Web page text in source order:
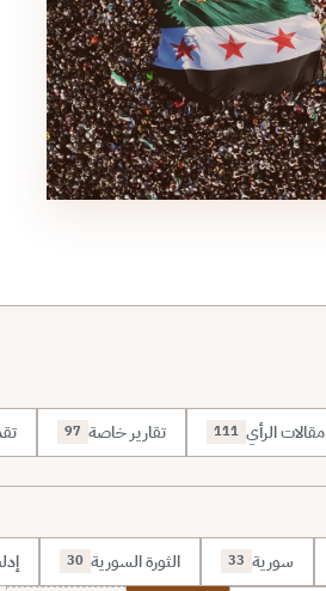
مقالات الرأي 111 تقارير خاصة 97
سورية 33 الثورة السورية 30